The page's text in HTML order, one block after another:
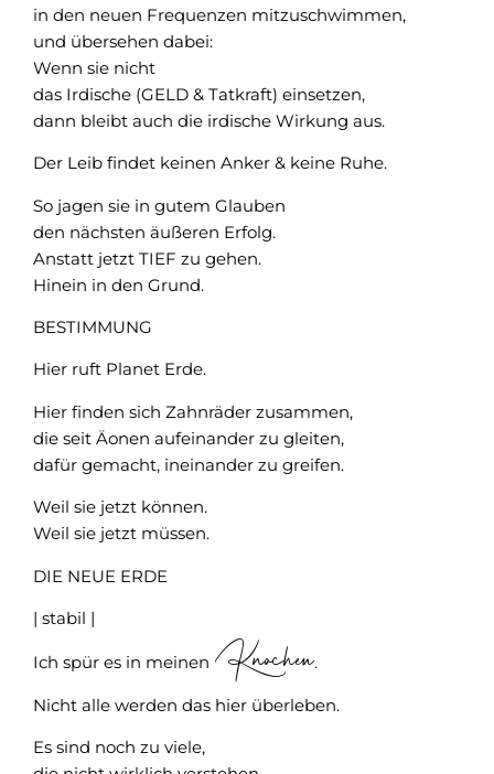
in den neuen Frequenzen mitzuschwimmen,
und übersehen dabei:
Wenn sie nicht
das Irdische (GELD & Tatkraft) einsetzen,
dann bleibt auch die irdische Wirkung aus.
Der Leib findet keinen Anker & keine Ruhe.
So jagen sie in gutem Glauben
den nächsten äußeren Erfolg.
Anstatt jetzt TIEF zu gehen.
Hinein in den Grund.
BESTIMMUNG
Hier ruft Planet Erde.
Hier finden sich Zahnräder zusammen,
die seit Äonen aufeinander zu gleiten,
dafür gemacht, ineinander zu greifen.
Weil sie jetzt können.
Weil sie jetzt müssen.
DIE NEUE ERDE
| stabil |
Ich spür es in meinen Knochen.
Nicht alle werden das hier überleben.
Es sind noch zu viele,